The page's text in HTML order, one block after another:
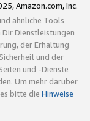
Amazon.com, Inc.
ähnliche Tools
Dir Dienstleistungen
der Erhaltung
und der
und -Dienste
Um mehr darüber
bitte die Hinweise